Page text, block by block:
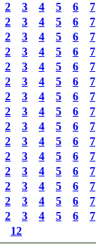
2 3 4 5 6
7
2 3 4 5 6
7
2 3 4 5 6
7
2 3 4 5 6
7
2 3 4 5 6
7
2 3 4 5 6
7
2 3 4 5 6
7
2 3 4 5 6
7
2 3 4 5 6
7
2 3 4 5 6
7
2 3 4 5 6
7
2 3 4 5 6
7
2 3 4 5 6
7
2 3 4 5 6
7
2 3 4 5 6
7
12